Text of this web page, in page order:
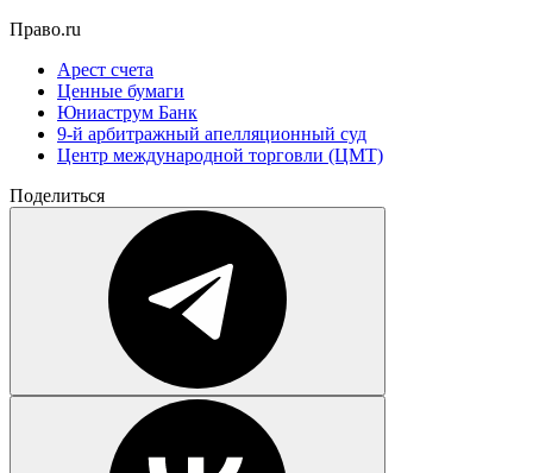
Право.ru
Арест счета
Ценные бумаги
Юниаструм Банк
9-й арбитражный апелляционный суд
Центр международной торговли (ЦМТ)
Поделиться